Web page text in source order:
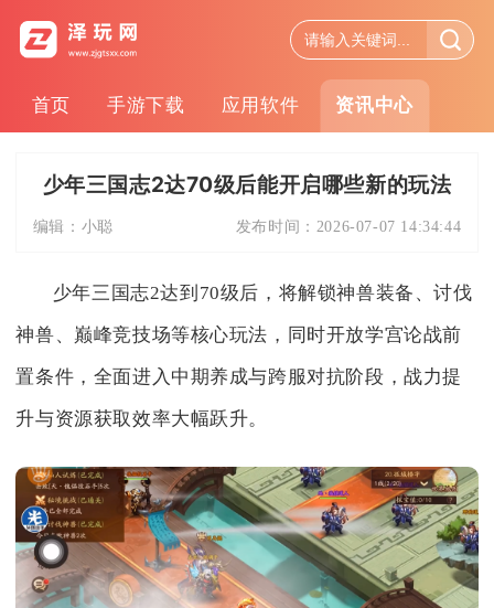
首页 手游下载 应用软件 资讯中心
少年三国志2达70级后能开启哪些新的玩法
编辑： 小聪 发布时间： 2026-07-07 14:34:44
少年三国志2达到70级后，将解锁神兽装备、讨伐
神兽、巅峰竞技场等核心玩法，同时开放学宫论战前
置条件，全面进入中期养成与跨服对抗阶段，战力提
升与资源获取效率大幅跃升。